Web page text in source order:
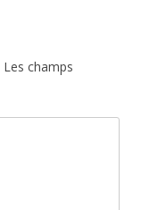
Les champs